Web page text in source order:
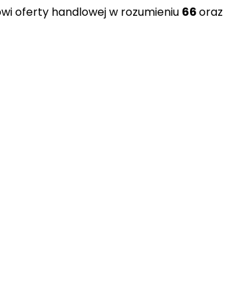
oferty handlowej w rozumieniu 66oraz